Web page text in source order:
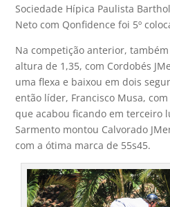
Sociedade Hípica Paulista
Neto com Qonfidence foi 5º
Na competição anterior,
altura de 1,35, com Cordobés
uma flexa e baixou em dois
então líder, Francisco Musa,
que acabou ficando em terceiro
Sarmento montou Calvorado
com a ótima marca de 55s45.